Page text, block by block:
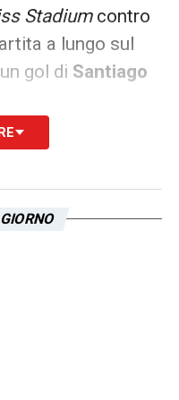
Stadiumcontro
a lungo sul
gol di Santiago
in
di finale tra